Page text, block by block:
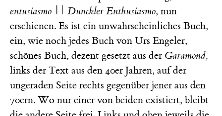
entusiasmo
Dunckler Enthusiasmo, nun
erschienen. Es ist ein unwahrscheinliches Buch,
ein, wie noch jedes Buch von Urs Engeler,
schönes Buch, dezent gesetzt aus der Garamond,
links der Text aus den 40er Jahren, auf der
ungeraden Seite rechts gegenüber jener aus den
70ern. Wo nur einer von beiden existiert, bleibt